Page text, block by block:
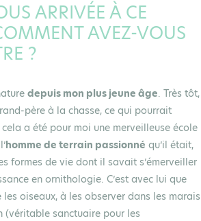
ARRIVÉE À CE
AVEZ-VOUS
?
depuis mon plus jeune âge. Très tôt,
père à la chasse, ce qui pourrait
a été pour moi une merveilleuse école
homme de terrain passionné qu’il était,
formes de vie dont il savait s’émerveiller
en ornithologie. C’est avec lui que
oiseaux, à les observer dans les marais
(véritable sanctuaire pour les